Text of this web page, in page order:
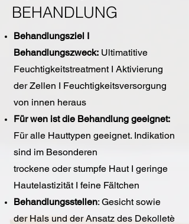
BEHANDLUNG
Behandlungsziel I
Behandlungszweck: Ultimatitive
Feuchtigkeitstreatment I Aktivierung
der Zellen I Feuchtigkeitsversorgung
von innen heraus
Für wen ist die Behandlung geeignet:
Für alle Hauttypen geeignet. Indikation
sind im Besonderen
trockene oder stumpfe Haut I geringe
Hautelastizität I feine Fältchen
Behandlungsstellen: Gesicht sowie
der Hals und der Ansatz des Dekolletè